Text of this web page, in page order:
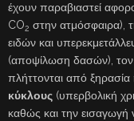
έχουν παραβιαστεί
CO2 στην ατμόσφαιρα),
ειδών και
(αποψίλωση δασών), τον
πλήττονται από
κύκλους (υπερβολική
καθώς και την